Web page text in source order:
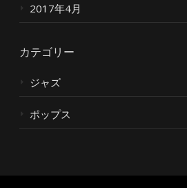
2017年4月
カテゴリー
ジャズ
ポップス